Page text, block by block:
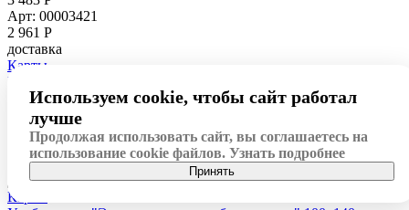
Арт: 00003421
2 961 Р
доставка
Карты
Учебн. карта "Земельные ресурсы России" 100х140
Подробнее
-15%
1 838 Р
Арт: 00003483
1 562Р
доставка
Карты
Используем cookie, чтобы сайт работал
лучше
Продолжая использовать сайт, вы соглашаетесь на
использование cookie файлов. Узнать подробнее
Принять